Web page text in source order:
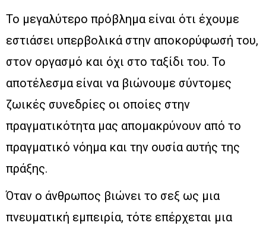
Το μεγαλύτερο πρόβλημα είναι ότι έχουμε
εστιάσει υπερβολικά στην αποκορύφωσή του,
στον οργασμό και όχι στο ταξίδι του. Το
αποτέλεσμα είναι να βιώνουμε σύντομες
ζωικές συνεδρίες οι οποίες στην
πραγματικότητα μας απομακρύνουν από το
πραγματικό νόημα και την ουσία αυτής της
πράξης.
Όταν ο άνθρωπος βιώνει το σεξ ως μια
πνευματική εμπειρία, τότε επέρχεται μια